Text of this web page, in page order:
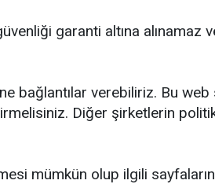
garanti altına alınamaz
bağlantılar verebiliriz. Bu
Diğer şirketlerin
mümkün olup ilgili